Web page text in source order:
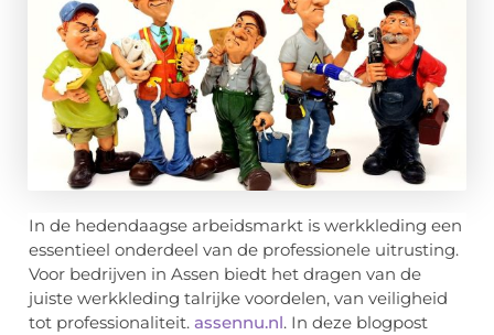
In de hedendaagse arbeidsmarkt is werkkleding een
essentieel onderdeel van de professionele uitrusting.
Voor bedrijven in Assen biedt het dragen van de
juiste werkkleding talrijke voordelen, van veiligheid
tot professionaliteit. assennu.nl. In deze blogpost